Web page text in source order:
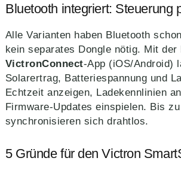
Bluetooth integriert: Steuerung
Alle Varianten haben Bluetooth
kein separates Dongle nötig. Mit der
VictronConnect-App (iOS/Android)
Solarertrag, Batteriespannung und
Echtzeit anzeigen, Ladekennlinien
Firmware-Updates einspielen. Bis
synchronisieren sich drahtlos.
5 Gründe für den Victron